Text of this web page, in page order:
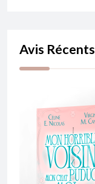
Avis Récents